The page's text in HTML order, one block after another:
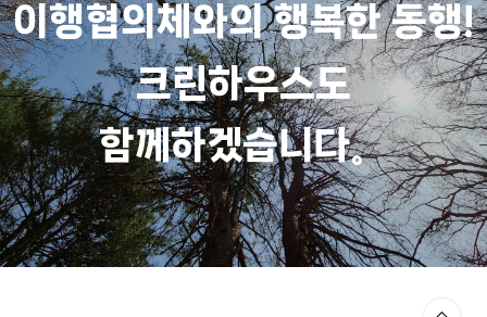
이행협의체와의 행복한 동행!
크린하우스도
함께하겠습니다。